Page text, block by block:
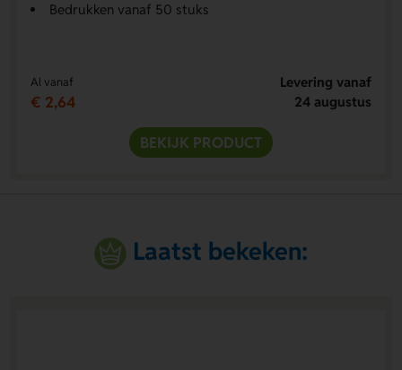
Bedrukken vanaf 50 stuks
Al vanaf
€ 2,64
Levering vanaf
24 augustus
BEKIJK PRODUCT
Laatst bekeken: